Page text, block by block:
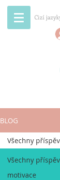
Cizí
BLOG
Všechny
motivace
Všechny